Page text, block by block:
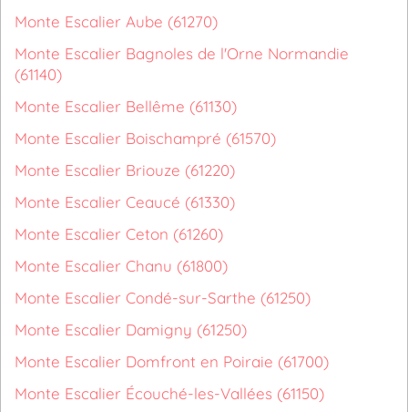
Monte Escalier Aube (61270)
Monte Escalier Bagnoles de l'Orne Normandie
(61140)
Monte Escalier Bellême (61130)
Monte Escalier Boischampré (61570)
Monte Escalier Briouze (61220)
Monte Escalier Ceaucé (61330)
Monte Escalier Ceton (61260)
Monte Escalier Chanu (61800)
Monte Escalier Condé-sur-Sarthe (61250)
Monte Escalier Damigny (61250)
Monte Escalier Domfront en Poiraie (61700)
Monte Escalier Écouché-les-Vallées (61150)